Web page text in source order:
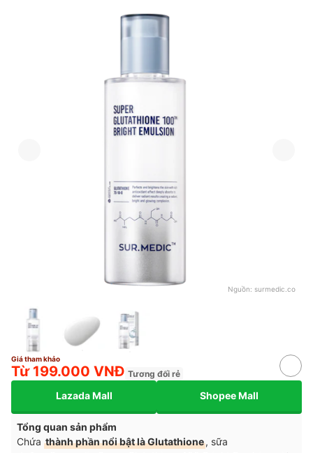
Nguồn: surmedic.co
Giá tham khảo
Từ 199.000 VNĐ Tương đối rẻ
Lazada Mall Shopee Mall
Tổng quan sản phẩm
Chứa thành phần nổi bật là Glutathione, sữa